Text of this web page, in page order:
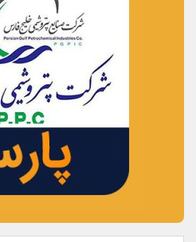
پشتیبان فروش (ایمان پوراسماعیلی)
پشتیبان فروش (یوسف فرخنده)